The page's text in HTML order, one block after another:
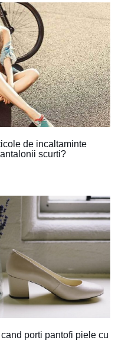
de incaltaminte
scurti?
porti pantofi piele cu